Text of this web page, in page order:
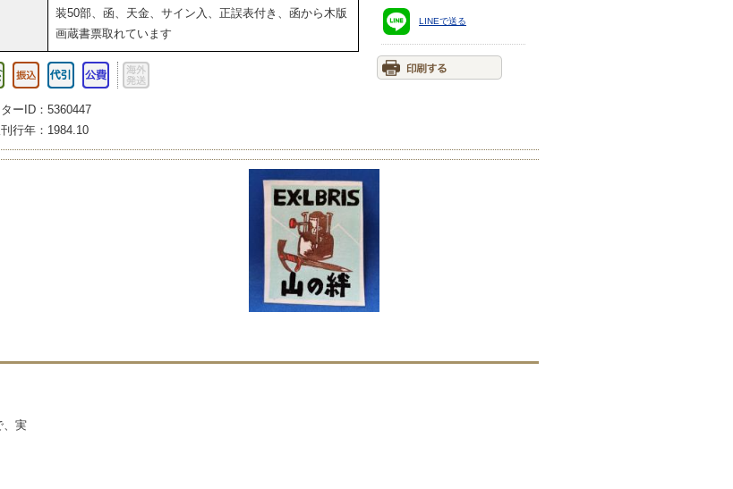
装50部、函、天金、サイン入、正誤表付き、函から木版
画蔵書票取れています
ーID：5360447
行年：1984.10
LINEで送る
、実